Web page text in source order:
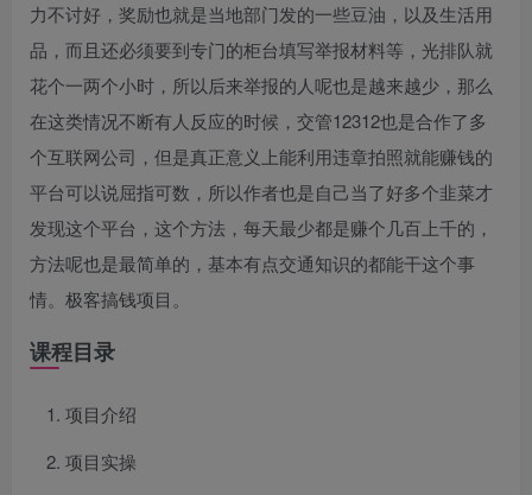
力不讨好，奖励也就是当地部门发的一些豆油，以及生活用
品，而且还必须要到专门的柜台填写举报材料等，光排队就
花个一两个小时，所以后来举报的人呢也是越来越少，那么
在这类情况不断有人反应的时候，交管12312也是合作了多
个互联网公司，但是真正意义上能利用违章拍照就能赚钱的
平台可以说屈指可数，所以作者也是自己当了好多个韭菜才
发现这个平台，这个方法，每天最少都是赚个几百上千的，
方法呢也是最简单的，基本有点交通知识的都能干这个事
情。极客搞钱项目。
课程目录
项目介绍
项目实操